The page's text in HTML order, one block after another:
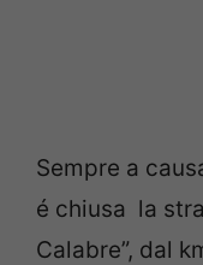
Sempre a
é chiusa la
Calabre”, dal